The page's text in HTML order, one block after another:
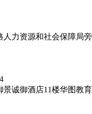
人力资源和社会保障局旁
诚御酒店11楼华图教育